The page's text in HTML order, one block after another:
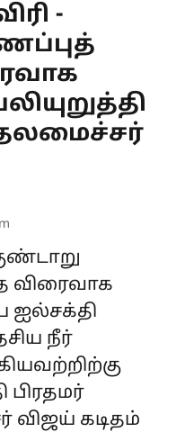
-
விரைவாக
ஐல்சக்தி
நீர்
பிரதமர்
விஜய் கடிதம்